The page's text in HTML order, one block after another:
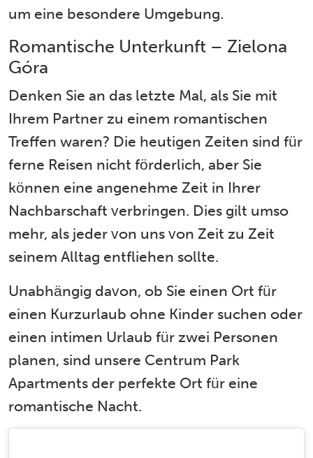
um eine besondere Umgebung.
Romantische Unterkunft – Zielona
Góra
Denken Sie an das letzte Mal, als Sie mit
Ihrem Partner zu einem romantischen
Treffen waren? Die heutigen Zeiten sind für
ferne Reisen nicht förderlich, aber Sie
können eine angenehme Zeit in Ihrer
Nachbarschaft verbringen. Dies gilt umso
mehr, als jeder von uns von Zeit zu Zeit
seinem Alltag entfliehen sollte.
Unabhängig davon, ob Sie einen Ort für
einen Kurzurlaub ohne Kinder suchen oder
einen intimen Urlaub für zwei Personen
planen, sind unsere Centrum Park
Apartments der perfekte Ort für eine
romantische Nacht.